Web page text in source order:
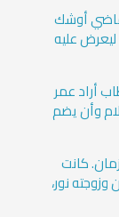
أوشك
عليه
أراد عمر
وأن يضم
كانت
نور،